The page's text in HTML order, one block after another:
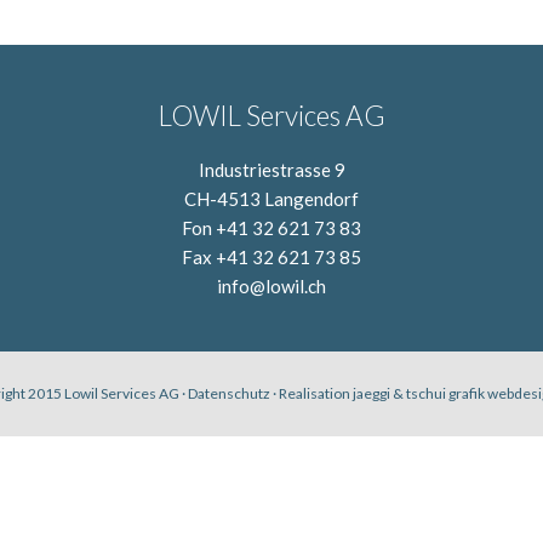
LOWIL Services AG
Industriestrasse 9
CH-4513 Langendorf
Fon +41 32 621 73 83
Fax +41 32 621 73 85
info@lowil.ch
2015 Lowil Services AG ·Datenschutz · Realisation jaeggi & tschui grafik